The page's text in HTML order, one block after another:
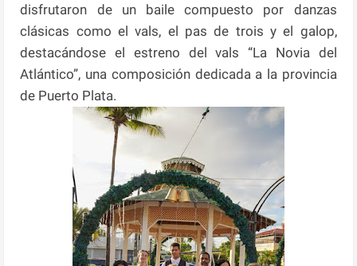
disfrutaron de un baile compuesto por danzas
clásicas como el vals, el pas de trois y el galop,
destacándose el estreno del vals “La Novia del
Atlántico”, una composición dedicada a la provincia
de Puerto Plata.